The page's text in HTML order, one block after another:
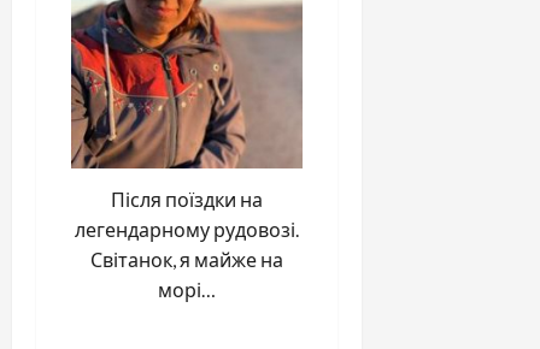
Після поїздки на
легендарному рудовозі.
Світанок, я майже на
морі…